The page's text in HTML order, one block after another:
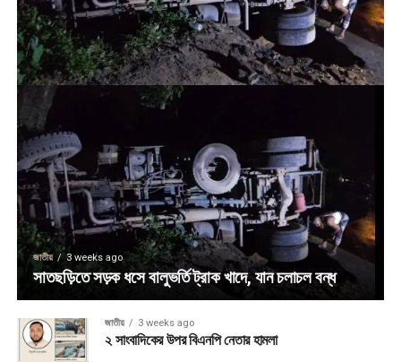
জাতীয় 3 weeks ago
সাতছড়িতে সড়ক ধসে বালুভর্তি ট্রাক খাদে, যান চলাচল বন্ধ
জাতীয় 3 weeks ago
২ সাংবাদিকের উপর বিএনপি নেতার হামলা